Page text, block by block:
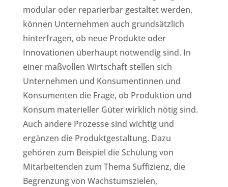
modular oder reparierbar gestaltet werden,
können Unternehmen auch grundsätzlich
hinterfragen, ob neue Produkte oder
Innovationen überhaupt notwendig sind. In
einer maßvollen Wirtschaft stellen sich
Unternehmen und Konsumentinnen und
Konsumenten die Frage, ob Produktion und
Konsum materieller Güter wirklich nötig sind.
Auch andere Prozesse sind wichtig und
ergänzen die Produktgestaltung. Dazu
gehören zum Beispiel die Schulung von
Mitarbeitenden zum Thema Suffizienz, die
Begrenzung von Wachstumszielen,